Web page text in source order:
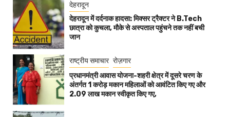
देहरादून
देहरादून में दर्दनाक हादसा: मिक्सर ट्रैक्टर ने B.Tech
छात्रा को कुचला, मौके से अस्पताल पहुंचने तक नहीं बची
जान
राष्ट्रीय समाचार रोज़गार
प्रधानमंत्री आवास योजना-शहरी क्षेत्र में दूसरे चरण के
अंतर्गत 1 करोड़ मकान महिलाओं को आवंटित किए गए और
2.09 लाख मकान स्वीकृत किए गए,